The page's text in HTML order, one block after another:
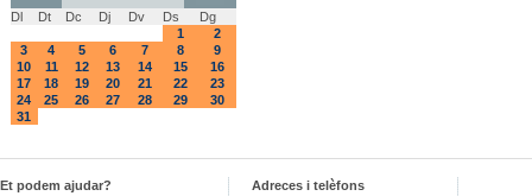
Dl
Dt Dc Dj Dv Ds
Dg
1
2
3
4 5 6 7 8
9
10
11 12 13 14 15
16
17
18 19 20 21 22
23
24
25 26 27 28 29
30
31
Et podem ajudar?
Adreces i telèfons